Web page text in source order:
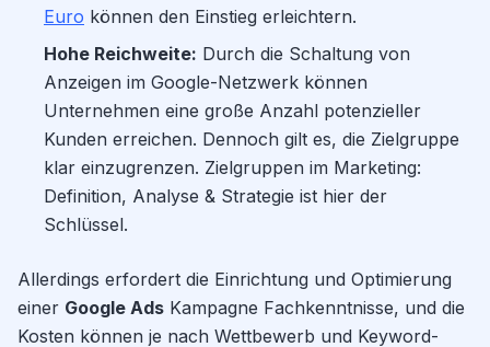
Euro können den Einstieg erleichtern.
Hohe Reichweite: Durch die Schaltung von
Anzeigen im Google-Netzwerk können
Unternehmen eine große Anzahl potenzieller
Kunden erreichen. Dennoch gilt es, die Zielgruppe
klar einzugrenzen. Zielgruppen im Marketing:
Definition, Analyse & Strategie ist hier der
Schlüssel.
Allerdings erfordert die Einrichtung und Optimierung
einer Google Ads Kampagne Fachkenntnisse, und die
Kosten können je nach Wettbewerb und Keyword-